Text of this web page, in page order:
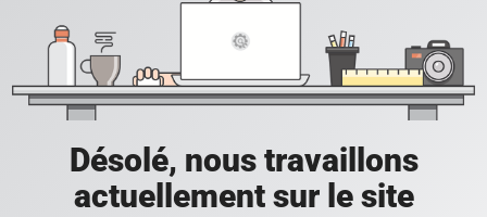
Désolé, nous travaillons
actuellement sur le site